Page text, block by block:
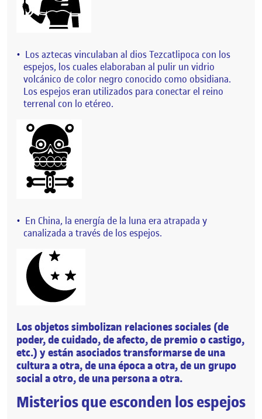
Los aztecas vinculaban al dios Tezcatlipoca con los
espejos, los cuales elaboraban al pulir un vidrio
volcánico de color negro conocido como obsidiana.
Los espejos eran utilizados para conectar el reino
terrenal con lo etéreo.
En China, la energía de la luna era atrapada y
canalizada a través de los espejos.
Los objetos simbolizan relaciones sociales (de
poder, de cuidado, de afecto, de premio o castigo,
etc.) y están asociados transformarse de una
cultura a otra, de una época a otra, de un grupo
social a otro, de una persona a otra.
Misterios que esconden los espejos